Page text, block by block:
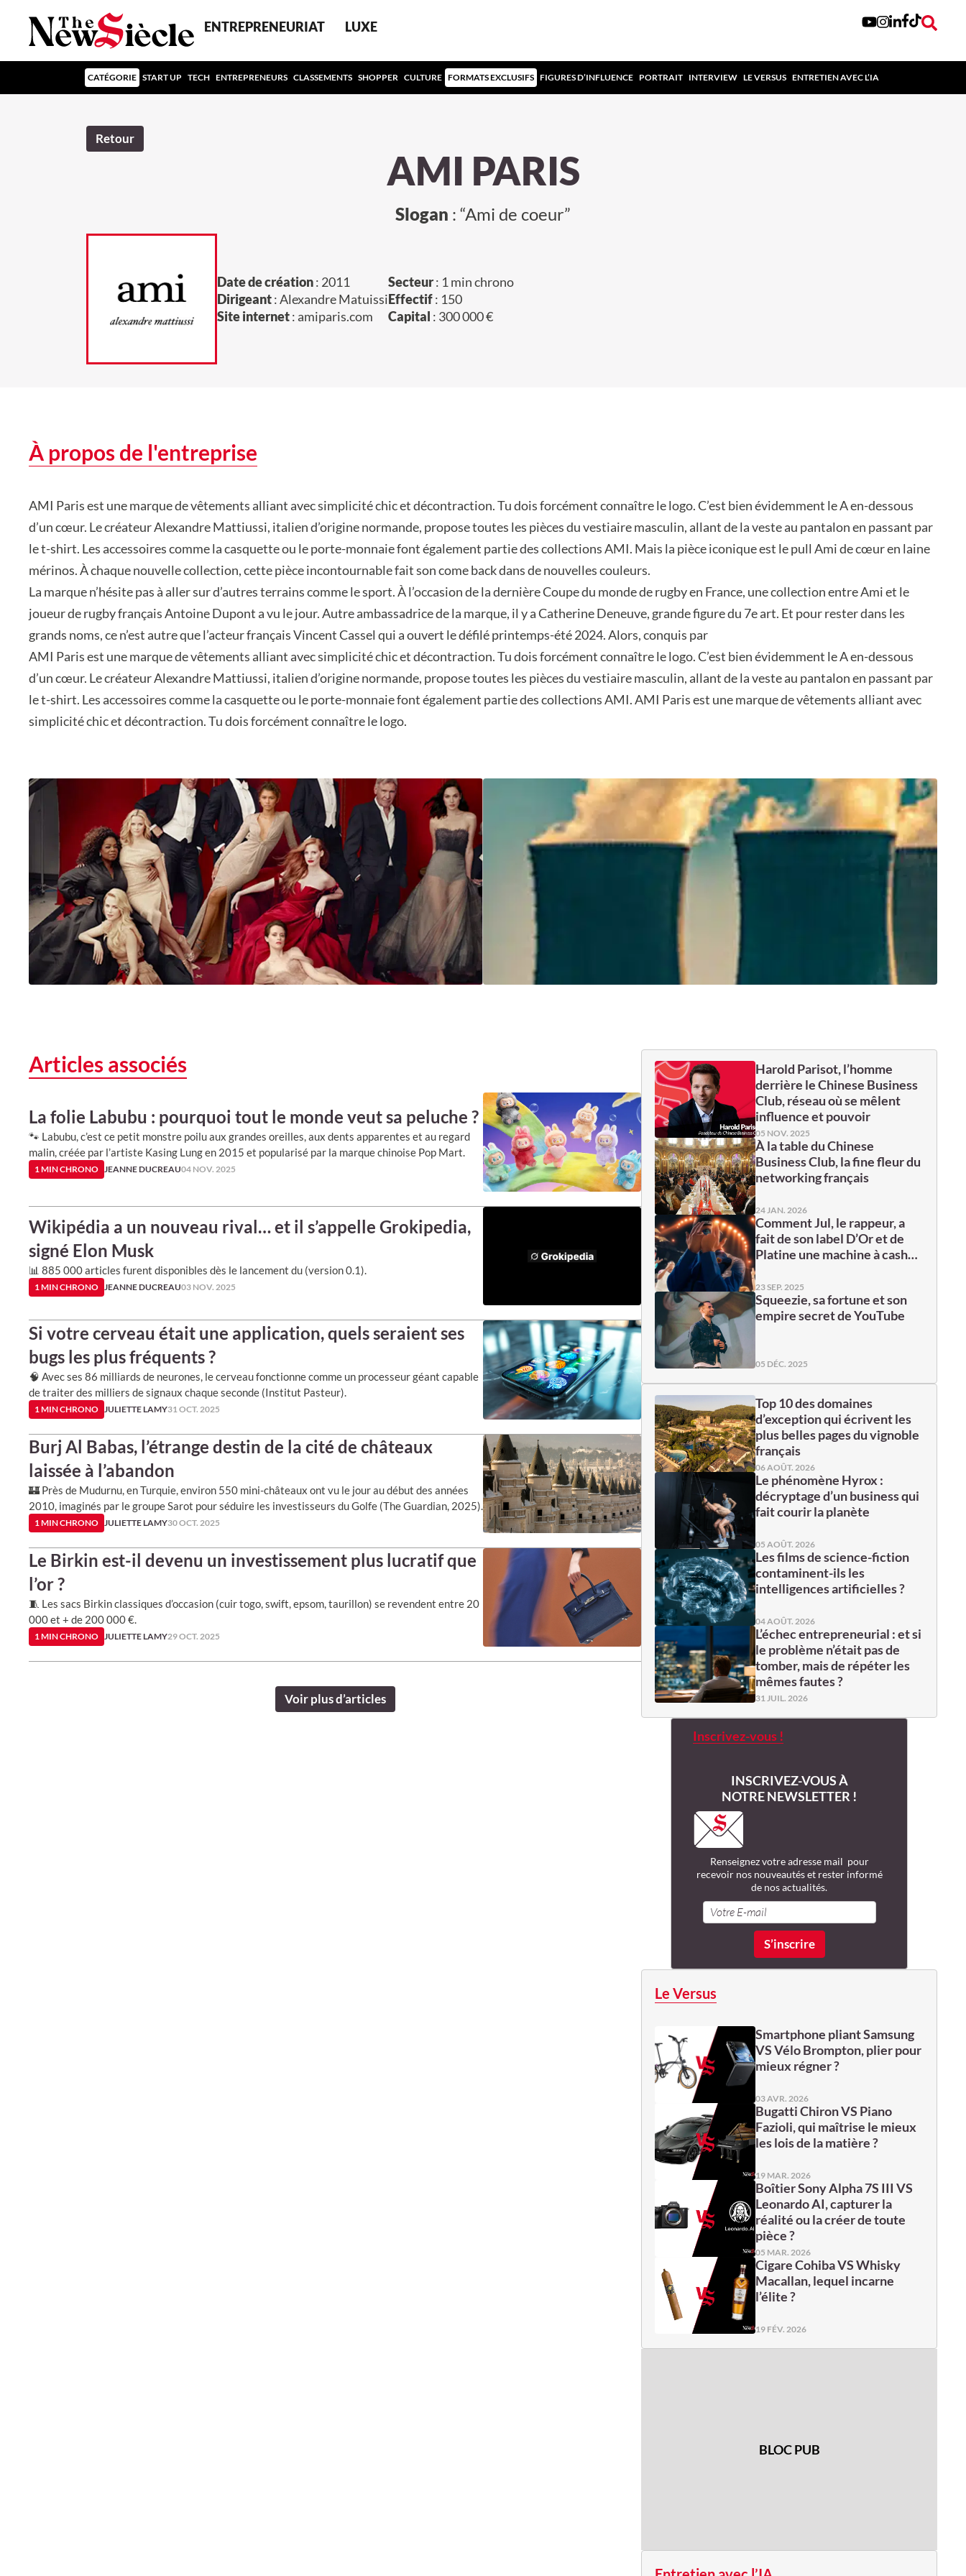
ENTREPRENEURIAT LUXE
CATÉGORIE START UP TECH ENTREPRENEURS CLASSEMENTS SHOPPER CULTURE FORMATS EXCLUSIFS FIGURES D’INFLUENCE PORTRAIT INTERVIEW LE VERSUS ENTRETIEN AVEC L’IA
Retour
AMI PARIS
Slogan : “Ami de coeur”
Date de création: 2011
Dirigeant: Alexandre Matuissi
Site internet: amiparis.com
Secteur: 1 min chrono
Effectif: 150
Capital : 300 000 €
À propos de l'entreprise
AMI Paris est une marque de vêtements alliant avec simplicité chic et décontraction. Tu dois forcément connaître le logo. C’est bien évidemment le A en-dessous
d’un cœur. Le créateur Alexandre Mattiussi, italien d’origine normande, propose toutes les pièces du vestiaire masculin, allant de la veste au pantalon en passant par
le t-shirt. Les accessoires comme la casquette ou le porte-monnaie font également partie des collections AMI. Mais la pièce iconique est le pull Ami de cœur en laine
mérinos. À chaque nouvelle collection, cette pièce incontournable fait son come back dans de nouvelles couleurs.
La marque n’hésite pas à aller sur d’autres terrains comme le sport. À l’occasion de la dernière Coupe du monde de rugby en France, une collection entre Ami et le
joueur de rugby français Antoine Dupont a vu le jour. Autre ambassadrice de la marque, il y a Catherine Deneuve, grande figure du 7e art. Et pour rester dans les
grands noms, ce n’est autre que l’acteur français Vincent Cassel qui a ouvert le défilé printemps-été 2024. Alors, conquis par
AMI Paris est une marque de vêtements alliant avec simplicité chic et décontraction. Tu dois forcément connaître le logo. C’est bien évidemment le A en-dessous
d’un cœur. Le créateur Alexandre Mattiussi, italien d’origine normande, propose toutes les pièces du vestiaire masculin, allant de la veste au pantalon en passant par
le t-shirt. Les accessoires comme la casquette ou le porte-monnaie font également partie des collections AMI. AMI Paris est une marque de vêtements alliant avec
simplicité chic et décontraction. Tu dois forcément connaître le logo.
Articles associés
La folie Labubu : pourquoi tout le monde veut sa peluche ?
🐾 Labubu, c’est ce petit monstre poilu aux grandes oreilles, aux dents apparentes et au regard
malin, créée par l’artiste Kasing Lung en 2015 et popularisé par la marque chinoise Pop Mart.
1 MIN CHRONO JEANNE DUCREAU04 NOV. 2025
Wikipédia a un nouveau rival… et il s’appelle Grokipedia,
signé Elon Musk
📊 885 000 articles furent disponibles dès le lancement du (version 0.1).
1 MIN CHRONO JEANNE DUCREAU03 NOV. 2025
Si votre cerveau était une application, quels seraient ses
bugs les plus fréquents ?
🧠 Avec ses 86 milliards de neurones, le cerveau fonctionne comme un processeur géant capable
de traiter des milliers de signaux chaque seconde (Institut Pasteur).
1 MIN CHRONO JULIETTE LAMY31 OCT. 2025
Burj Al Babas, l’étrange destin de la cité de châteaux
laissée à l’abandon
🏰 Près de Mudurnu, en Turquie, environ 550 mini-châteaux ont vu le jour au début des années
2010, imaginés par le groupe Sarot pour séduire les investisseurs du Golfe (The Guardian, 2025).
1 MIN CHRONO JULIETTE LAMY30 OCT. 2025
Le Birkin est-il devenu un investissement plus lucratif que
l’or ?
🧵 Les sacs Birkin classiques d’occasion (cuir togo, swift, epsom, taurillon) se revendent entre 20
000 et + de 200 000 €.
1 MIN CHRONO JULIETTE LAMY29 OCT. 2025
Voir plus d’articles
Harold Parisot, l’homme
derrière le Chinese Business
Club, réseau où se mêlent
influence et pouvoir
05 NOV. 2025
À la table du Chinese
Business Club, la fine fleur du
networking français
24 JAN. 2026
Comment Jul, le rappeur, a
fait de son label D’Or et de
Platine une machine à cash…
23 SEP. 2025
Squeezie, sa fortune et son
empire secret de YouTube
05 DÉC. 2025
Top 10 des domaines
d’exception qui écrivent les
plus belles pages du vignoble
français
06 AOÛT. 2026
Le phénomène Hyrox :
décryptage d’un business qui
fait courir la planète
05 AOÛT. 2026
Les films de science-fiction
contaminent-ils les
intelligences artificielles ?
04 AOÛT. 2026
L’échec entrepreneurial : et si
le problème n’était pas de
tomber, mais de répéter les
mêmes fautes ?
31 JUIL. 2026
Inscrivez-vous !
INSCRIVEZ-VOUS À
NOTRE NEWSLETTER !
Renseignez votre adresse mail pour
recevoir nos nouveautés et rester informé
de nos actualités.
Le Versus
Smartphone pliant Samsung
VS Vélo Brompton, plier pour
mieux régner ?
03 AVR. 2026
Bugatti Chiron VS Piano
Fazioli, qui maîtrise le mieux
les lois de la matière ?
19 MAR. 2026
Boîtier Sony Alpha 7S III VS
Leonardo AI, capturer la
réalité ou la créer de toute
pièce ?
05 MAR. 2026
Cigare Cohiba VS Whisky
Macallan, lequel incarne
l’élite ?
19 FÉV. 2026
BLOC PUB